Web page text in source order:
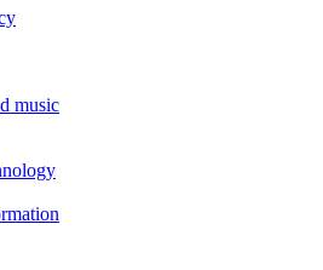
music